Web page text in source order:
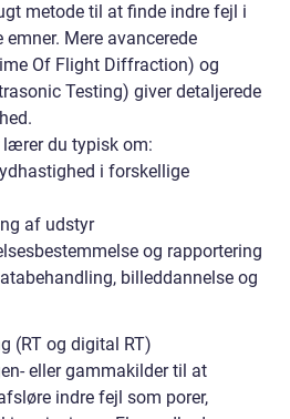
metode til at finde indre fejl i
Mere avancerede
Of Flight Diffraction) og
Testing) giver detaljerede
lærer du typisk om:
i forskellige
af udstyr
og rapportering
billeddannelse og
(RT og digital RT)
eller gammakilder til at
indre fejl som porer,